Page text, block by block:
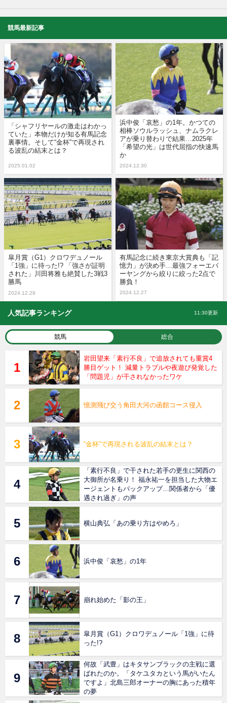
競馬最新記事
「シャフリヤールの激走はわかっ
ていた」本物だけが知る有馬記念
裏事情。そして“金杯”で再現され
る波乱の結末とは？
2025.01.02
浜中俊「哀愁」の1年。かつての
相棒ソウルラッシュ、ナムラクレ
アが乗り替わりで結果…2025年
「希望の光」は世代屈指の快速馬
か
2024.12.30
皐月賞（G1）クロワデュノール
「1強」に待った!? 「強さが証明
された」川田将雅も絶賛した3戦3
勝馬
2024.12.29
有馬記念に続き東京大賞典も「記
憶力」が決め手…最強フォーエバ
ーヤングから絞りに絞った2点で
勝負！
2024.12.27
人気記事ランキング 11:30更新
競馬 総合
岩田望来「素行不良」で追放されても重賞4
勝目ゲット！ 減量トラブルや夜遊び発覚した
「問題児」が干されなかったワケ
憶測飛び交う角田大河の函館コース侵入
“金杯”で再現される波乱の結末とは？
「素行不良」で干された若手の更生に関西の
大御所が名乗り！ 福永祐一を担当した大物エ
ージェントもバックアップ…関係者から「優
遇され過ぎ」の声
横山典弘「あの乗り方はやめろ」
浜中俊「哀愁」の1年
崩れ始めた「影の王」
皐月賞（G1）クロワデュノール「1強」に待
った!?
何故「武豊」はキタサンブラックの主戦に選
ばれたのか。「タケユタカという馬がいたん
ですよ」北島三郎オーナーの胸にあった積年
の夢